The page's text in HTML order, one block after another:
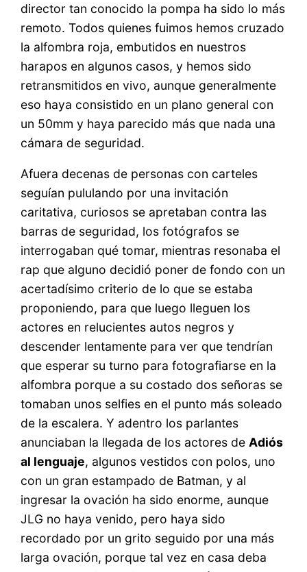
director tan conocido la pompa ha sido lo más
remoto. Todos quienes fuimos hemos cruzado
la alfombra roja, embutidos en nuestros
harapos en algunos casos, y hemos sido
retransmitidos en vivo, aunque generalmente
eso haya consistido en un plano general con
un 50mm y haya parecido más que nada una
cámara de seguridad.
Afuera decenas de personas con carteles
seguían pululando por una invitación
caritativa, curiosos se apretaban contra las
barras de seguridad, los fotógrafos se
interrogaban qué tomar, mientras resonaba el
rap que alguno decidió poner de fondo con un
acertadísimo criterio de lo que se estaba
proponiendo, para que luego lleguen los
actores en relucientes autos negros y
descender lentamente para ver que tendrían
que esperar su turno para fotografiarse en la
alfombra porque a su costado dos señoras se
tomaban unos selfies en el punto más soleado
de la escalera. Y adentro los parlantes
anunciaban la llegada de los actores deAdiós
al lenguaje, algunos vestidos con polos, uno
con un gran estampado de Batman, y al
ingresar la ovación ha sido enorme, aunque
JLG no haya venido, pero haya sido
recordado por un grito seguido por una más
larga ovación, porque tal vez en casa deba